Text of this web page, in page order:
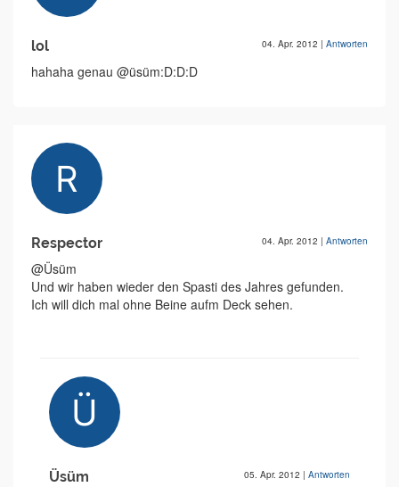
lol 04. Apr. 2012 | Antworten
hahaha genau @üsüm:D:D:D
Respector 04. Apr. 2012 | Antworten
@Üsüm
Und wir haben wieder den Spasti des Jahres gefunden.
Ich will dich mal ohne Beine aufm Deck sehen.
Üsüm 05. Apr. 2012 | Antworten